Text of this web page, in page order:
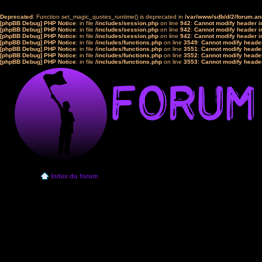
Deprecated: Function set_magic_quotes_runtime() is deprecated in /var/www/sdb/d/2/
[phpBB Debug] PHP Notice: in file /includes/session.php on line 942: Cannot modify header
[phpBB Debug] PHP Notice: in file /includes/session.php on line 942: Cannot modify header
[phpBB Debug] PHP Notice: in file /includes/session.php on line 942: Cannot modify header
[phpBB Debug] PHP Notice: in file /includes/functions.php on line 3549: Cannot modify
[phpBB Debug] PHP Notice: in file /includes/functions.php on line 3551: Cannot modify
[phpBB Debug] PHP Notice: in file /includes/functions.php on line 3552: Cannot modify
[phpBB Debug] PHP Notice: in file /includes/functions.php on line 3553: Cannot modify
Index du forum